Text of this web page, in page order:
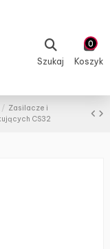
Szukaj
0
Koszyk
Zasilacze i
CS32